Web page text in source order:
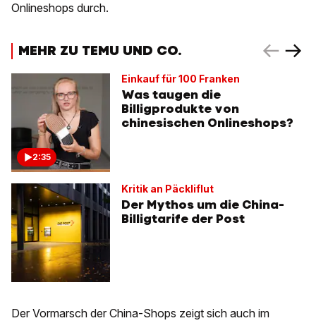
Onlineshops durch.
MEHR ZU TEMU UND CO.
2:35
Einkauf für 100 Franken
Was taugen die
Billigprodukte von
chinesischen Onlineshops?
Kritik an Päckliflut
Der Mythos um die China-
Billigtarife der Post
Der Vormarsch der China-Shops zeigt sich auch im